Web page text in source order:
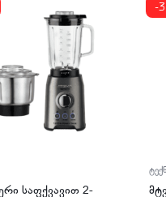
საფქვავით 2-
-